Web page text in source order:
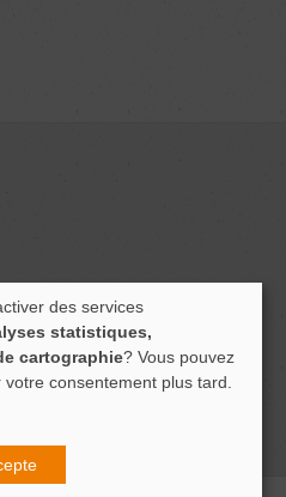
des services
statistiques,
cartographie? Vous pouvez
consentement plus tard.